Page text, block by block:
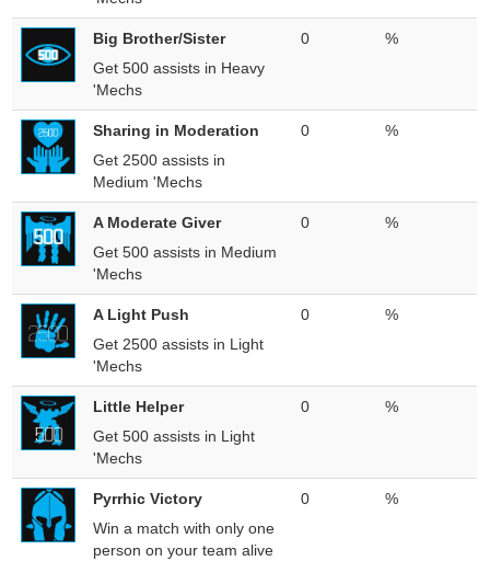
Big Brother/Sister
Get 500 assists in Heavy
'Mechs
0 %
Sharing in Moderation
Get 2500 assists in
Medium 'Mechs
0 %
A Moderate Giver
Get 500 assists in Medium
'Mechs
0 %
A Light Push
Get 2500 assists in Light
'Mechs
0 %
Little Helper
Get 500 assists in Light
'Mechs
0 %
Pyrrhic Victory
Win a match with only one
person on your team alive
0 %